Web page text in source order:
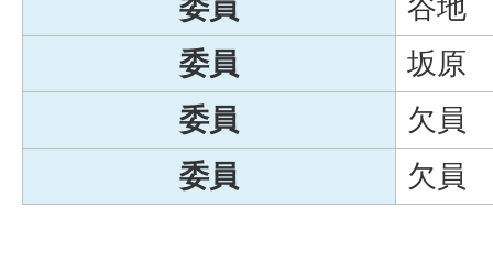
委員
谷地
委員
坂原
委員
欠員
委員
欠員